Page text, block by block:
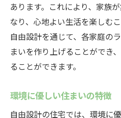
あります。これにより、家族
なり、心地よい生活を楽しむ
自由設計を通じて、各家庭の
まいを作り上げることができ
ることができます。
環境に優しい住まいの特徴
自由設計の住宅では、環境に